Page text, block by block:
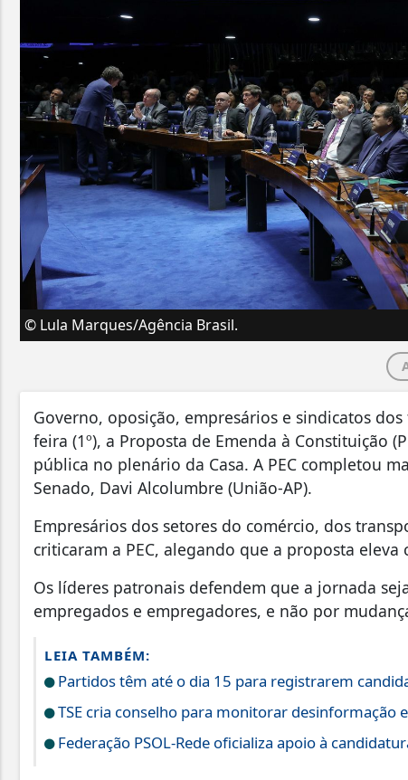
© Lula Marques/Agência Brasil.
Governo, oposição, empresários e sindicatos
feira (1º), a Proposta de Emenda à Constituição
pública no plenário da Casa. A PEC completou
Senado, Davi Alcolumbre (União-AP).
Empresários dos setores do comércio, dos
criticaram a PEC, alegando que a proposta
Os líderes patronais defendem que a jornada
empregados e empregadores, e não por
LEIA TAMBÉM:
Partidos têm até o dia 15 para registrarem
TSE cria conselho para monitorar desinformação
Federação PSOL-Rede oficializa apoio à